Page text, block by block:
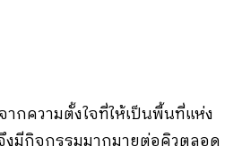
กความตั้งใจที่ให้เป็นพื้นที่แห่ง
งมีกิจกรรมมากมายต่อคิวตลอด